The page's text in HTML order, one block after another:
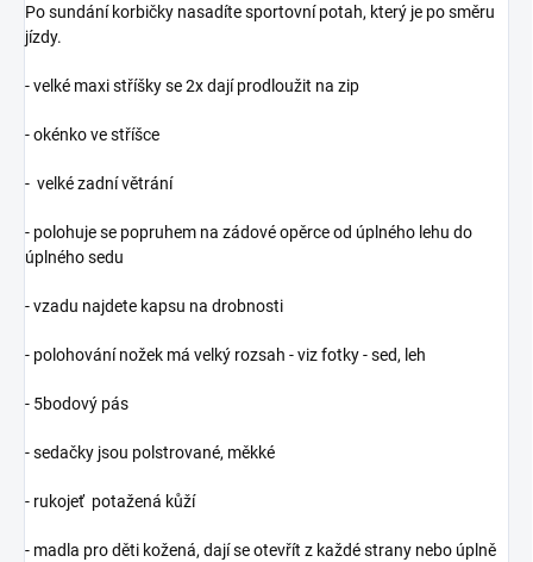
Po sundání korbičky nasadíte sportovní potah, který je po směru
jízdy.
- velké maxi stříšky se 2x dají prodloužit na zip
- okénko ve stříšce
- velké zadní větrání
- polohuje se popruhem na zádové opěrce od úplného lehu do
úplného sedu
- vzadu najdete kapsu na drobnosti
- polohování nožek má velký rozsah - viz fotky - sed, leh
- 5bodový pás
- sedačky jsou polstrované, měkké
- rukojeť potažená kůží
- madla pro děti kožená, dají se otevřít z každé strany nebo úplně